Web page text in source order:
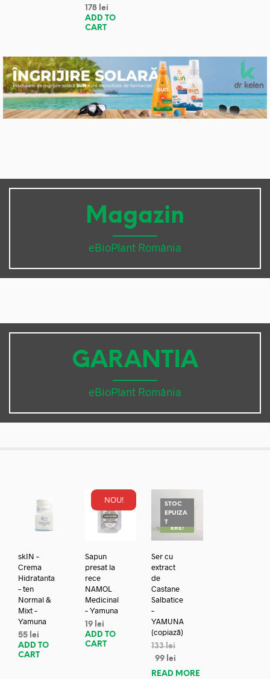
178 lei
ADD TO
CART
Magazin
eBioPlant România
GARANTIA
eBioPlant România
skIN –
Crema
Hidratanta
– ten
Normal &
Mixt –
Yamuna
55 lei
ADD TO
CART
NOU!
Sapun
presat la
rece
NAMOL
Medicinal
– Yamuna
19 lei
ADD TO
CART
STOC
EPUIZA
TREDUC
ERE!
Ser cu
extract
de
Castane
Salbatice
–
YAMUNA
(copiază)
133lei
99 lei
READ MORE